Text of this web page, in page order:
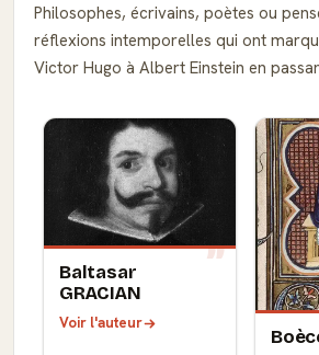
Philosophes, écrivains, poètes ou
réflexions intemporelles qui ont
Victor Hugo à Albert Einstein en
Baltasar
GRACIAN
Voir l'auteur